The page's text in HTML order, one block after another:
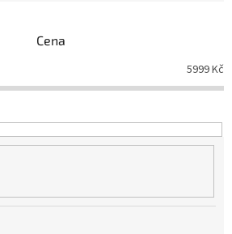
Cena
5999Kč